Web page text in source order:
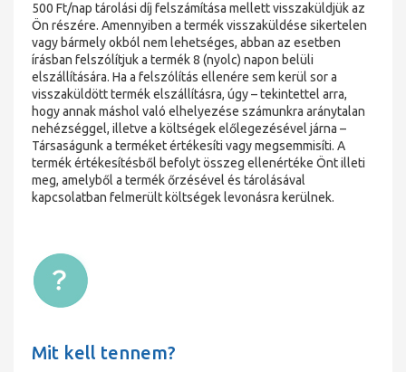
500 Ft/nap tárolási díj felszámítása mellett visszaküldjük az
Ön részére. Amennyiben a termék visszaküldése sikertelen
vagy bármely okból nem lehetséges, abban az esetben
írásban felszólítjuk a termék 8 (nyolc) napon belüli
elszállítására. Ha a felszólítás ellenére sem kerül sor a
visszaküldött termék elszállításra, úgy – tekintettel arra,
hogy annak máshol való elhelyezése számunkra aránytalan
nehézséggel, illetve a költségek előlegezésével járna –
Társaságunk a terméket értékesíti vagy megsemmisíti. A
termék értékesítésből befolyt összeg ellenértéke Önt illeti
meg, amelyből a termék őrzésével és tárolásával
kapcsolatban felmerült költségek levonásra kerülnek.
Mit kell tennem?